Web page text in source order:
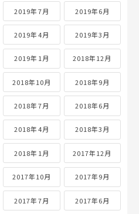
2019年7月 2019年6月
2019年4月 2019年3月
2019年1月 2018年12月
2018年10月 2018年9月
2018年7月 2018年6月
2018年4月 2018年3月
2018年1月 2017年12月
2017年10月 2017年9月
2017年7月 2017年6月